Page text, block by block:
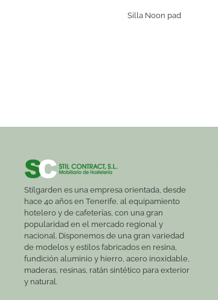
Silla Noon pad
Stilgarden es una empresa orientada, desde
hace 40 años en Tenerife, al equipamiento
hotelero y de cafeterías, con una gran
popularidad en el mercado regional y
nacional. Disponemos de una gran variedad
de modelos y estilos fabricados en resina,
fundición aluminio y hierro, acero inoxidable,
maderas, resinas, ratán sintético para exterior
y natural.